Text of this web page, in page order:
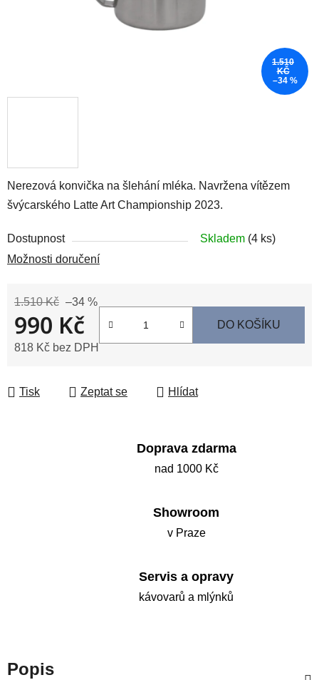
Nerezová konvička na šlehání mléka. Navržena vítězem
švýcarského Latte Art Championship 2023.
Dostupnost Skladem (4 ks)
Možnosti doručení
1.510 Kč –34 %
990 Kč
818 Kč bez DPH
DO KOŠÍKU
Tisk Zeptat se Hlídat
1.510
KČ
–34 %
Doprava zdarma
nad 1000 Kč
Showroom
v Praze
Servis a opravy
kávovarů a mlýnků
Popis